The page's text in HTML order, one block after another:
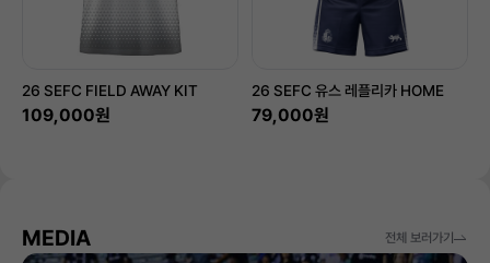
26 SEFC FIELD AWAY KIT
109,000원
26 SEFC 유스 레플리카 HOME
79,000원
MEDIA 전체 보러가기